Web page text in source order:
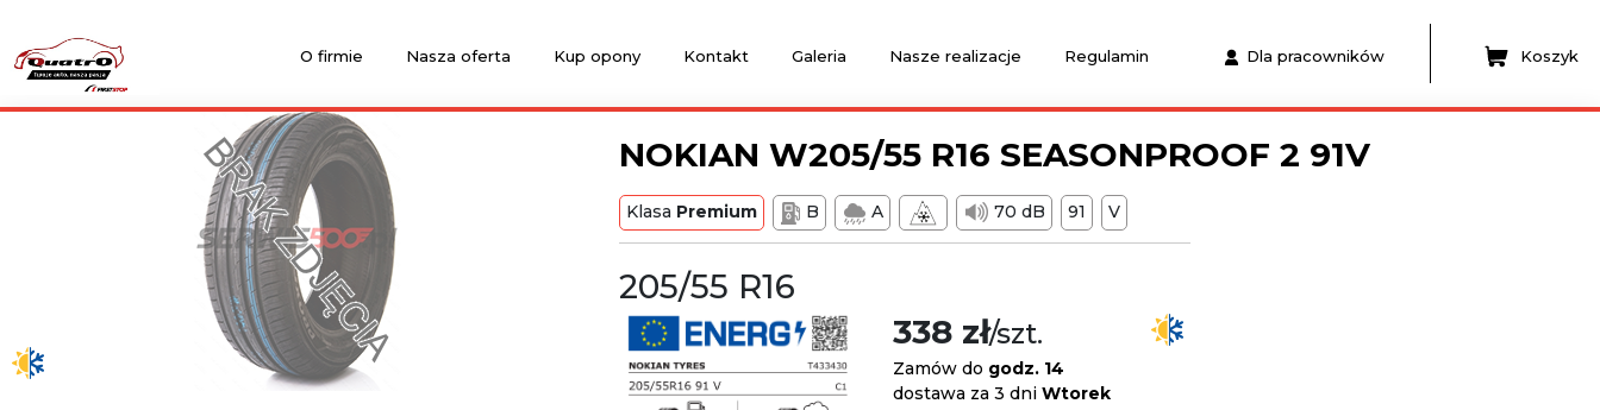
O firmie Nasza oferta Kup opony Kontakt Galeria Nasze realizacje Regulamin Dla pracowników Koszyk
NOKIAN W205/55 R16 SEASONPROOF 2 91V
Klasa Premium B A 70 dB 91 V
205/55 R16
338 zł/szt.
Zamów do godz. 14
dostawa za 3 dni Wtorek